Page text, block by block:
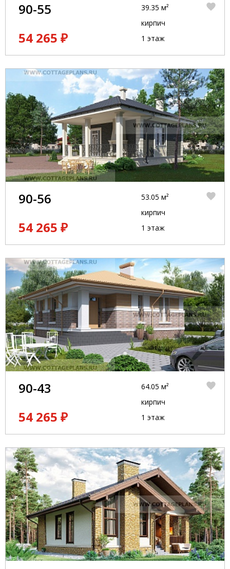
90-55
54 265 ₽
39.35 м²
кирпич
1 этаж
90-56
54 265 ₽
53.05 м²
кирпич
1 этаж
90-43
54 265 ₽
64.05 м²
кирпич
1 этаж